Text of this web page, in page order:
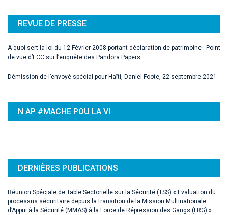
REVUE DE PRESSE
A quoi sert la loi du 12 Février 2008 portant déclaration de patrimoine : Point
de vue d’ECC sur l’enquête des Pandora Papers
Démission de l’envoyé spécial pour Haïti, Daniel Foote, 22 septembre 2021
N AP #MACHE POU LA VI
DERNIÈRES PUBLICATIONS
Réunion Spéciale de Table Sectorielle sur la Sécurité (TSS) « Evaluation du
processus sécuritaire depuis la transition de la Mission Multinationale
d’Appui à la Sécurité (MMAS) à la Force de Répression des Gangs (FRG) »